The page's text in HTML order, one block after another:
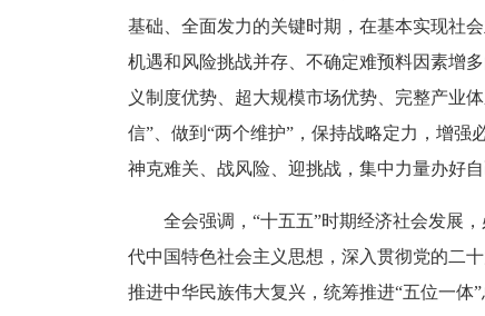
基础、全面发力的关键时期，在基本实现社
机遇和风险挑战并存、不确定难预料因素增
义制度优势、超大规模市场优势、完整产业
信”、做到“两个维护”，保持战略定力，增
神克难关、战风险、迎挑战，集中力量办好
全会强调，“十五五”时期经济社会发展
代中国特色社会主义思想，深入贯彻党的二
推进中华民族伟大复兴，统筹推进“五位一体